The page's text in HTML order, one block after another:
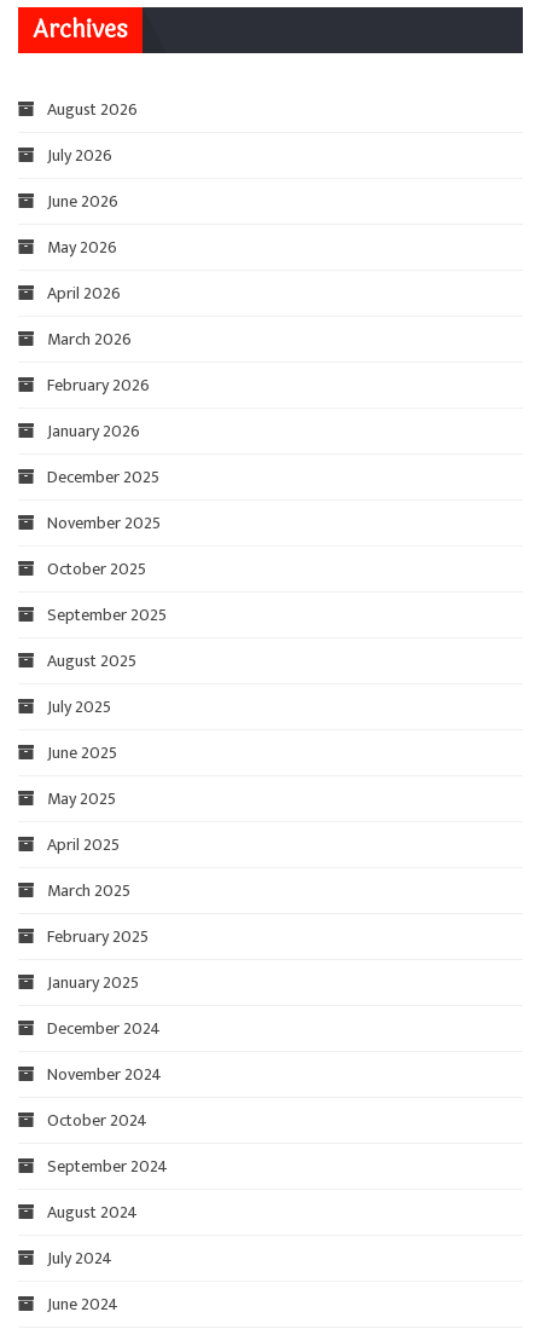
Archives
August 2026
July 2026
June 2026
May 2026
April 2026
March 2026
February 2026
January 2026
December 2025
November 2025
October 2025
September 2025
August 2025
July 2025
June 2025
May 2025
April 2025
March 2025
February 2025
January 2025
December 2024
November 2024
October 2024
September 2024
August 2024
July 2024
June 2024